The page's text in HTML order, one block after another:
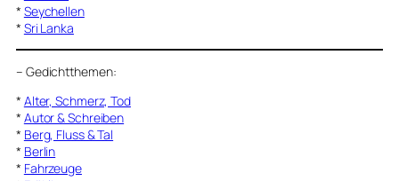
* Seychellen
* Sri Lanka
– Gedichtthemen:
* Alter, Schmerz, Tod
* Autor & Schreiben
* Berg, Fluss & Tal
* Berlin
* Fahrzeuge